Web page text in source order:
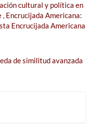
cultural y política en
, Encrucijada Americana:
Encrucijada Americana
de similitud avanzada